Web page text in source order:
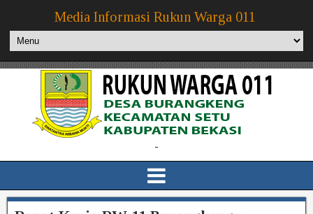
Media Informasi Rukun Warga 011
-